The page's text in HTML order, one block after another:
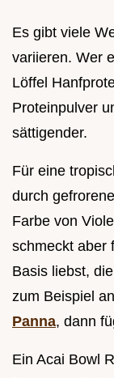
Es gibt viele
variieren. Wer
Löffel
Proteinpulver
sättigender.
Für eine
durch
Farbe von
schmeckt aber
Basis liebst,
zum Beispiel
Panna, dann
Ein Acai Bowl